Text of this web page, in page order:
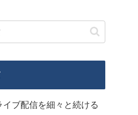
ブ配信を細々と続ける